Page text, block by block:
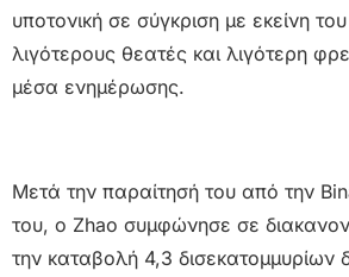
υποτονική σε σύγκριση με εκείνη
λιγότερους θεατές και λιγότερη
μέσα ενημέρωσης.
Μετά την παραίτησή του από την
του, ο Zhao συμφώνησε σε
την καταβολή 4,3 δισεκατομμυρίων